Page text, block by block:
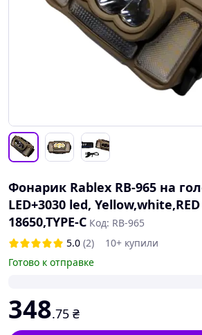
Фонарик Rablex RB-965 на
LED+3030 led,
18650,TYPE-C Код: RB-965
5.0 (2)
10+ купили
Готово к отправке
348.75 ₴